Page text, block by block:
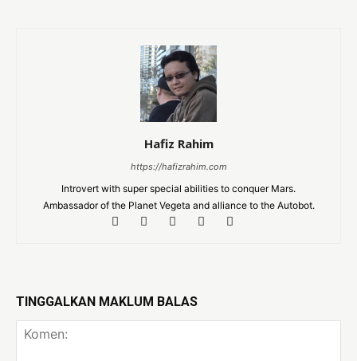
Hafiz Rahim
https://hafizrahim.com
Introvert with super special abilities to conquer Mars.
Ambassador of the Planet Vegeta and alliance to the Autobot.
TINGGALKAN MAKLUM BALAS